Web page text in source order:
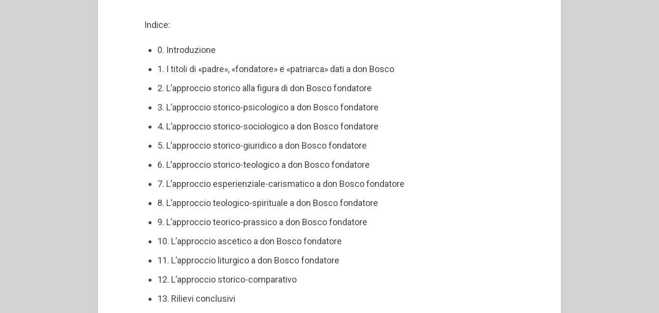
Indice:
0. Introduzione
1. I titoli di «padre», «fondatore» e «patriarca» dati a don Bosco
2. L’approccio storico alla figura di don Bosco fondatore
3. L’approccio storico-psicologico a don Bosco fondatore
4. L’approccio storico-sociologico a don Bosco fondatore
5. L’approccio storico-giuridico a don Bosco fondatore
6. L’approccio storico-teologico a don Bosco fondatore
7. L’approccio esperienziale-carismatico a don Bosco fondatore
8. L’approccio teologico-spirituale a don Bosco fondatore
9. L’approccio teorico-prassico a don Bosco fondatore
10. L’approccio ascetico a don Bosco fondatore
11. L’approccio liturgico a don Bosco fondatore
12. L’approccio storico-comparativo
13. Rilievi conclusivi